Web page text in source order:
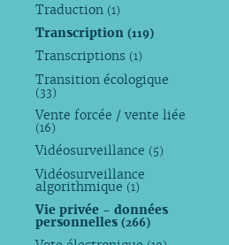
Traduction (1)
Transcription(119)
Transcriptions (1)
Transition écologique
(33)
Vente forcée / vente liée
(16)
Vidéosurveillance (5)
Vidéosurveillance
algorithmique (1)
Vie privée - données
personnelles(266)